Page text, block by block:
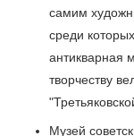
самим
среди
антикварная
творчеству
Музей